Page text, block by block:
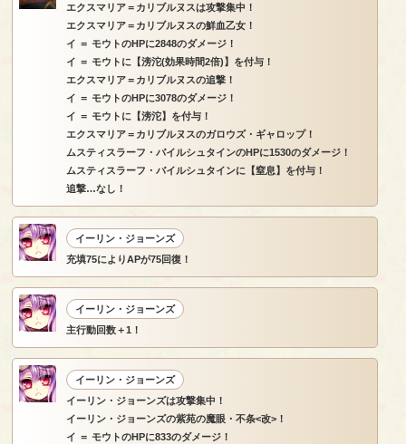
エクスマリア＝カリブルヌスは攻撃集中！
エクスマリア＝カリブルヌスの鮮血乙女！
イ ＝ モウトのHPに2848のダメージ！
イ ＝ モウトに【滂沱(効果時間2倍)】を付与！
エクスマリア＝カリブルヌスの追撃！
イ ＝ モウトのHPに3078のダメージ！
イ ＝ モウトに【滂沱】を付与！
エクスマリア＝カリブルヌスのガロウズ・ギャロップ！
ムスティスラーフ・バイルシュタインのHPに1530のダメージ！
ムスティスラーフ・バイルシュタインに【窒息】を付与！
追撃…なし！
イーリン・ジョーンズ
充填75によりAPが75回復！
イーリン・ジョーンズ
主行動回数＋1！
イーリン・ジョーンズ
イーリン・ジョーンズは攻撃集中！
イーリン・ジョーンズの紫苑の魔眼・不条<改>！
イ ＝ モウトのHPに833のダメージ！